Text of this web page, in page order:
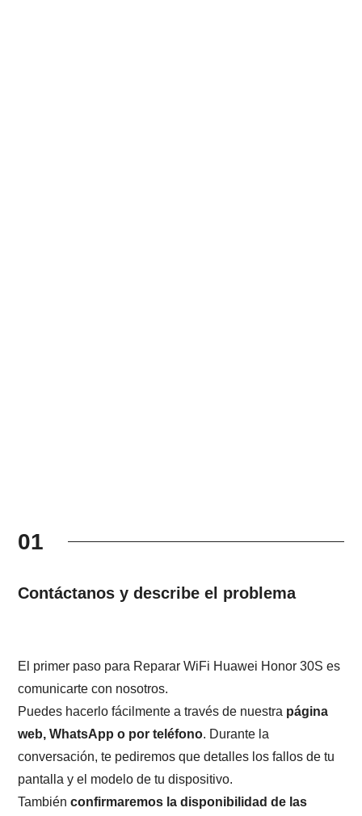
01
Contáctanos y describe el problema
El primer paso para Reparar WiFi Huawei Honor 30S es
comunicarte con nosotros.
Puedes hacerlo fácilmente a través de nuestra página
web, WhatsApp o por teléfono. Durante la
conversación, te pediremos que detalles los fallos de tu
pantalla y el modelo de tu dispositivo.
Tambiénconfirmaremos la disponibilidad de las